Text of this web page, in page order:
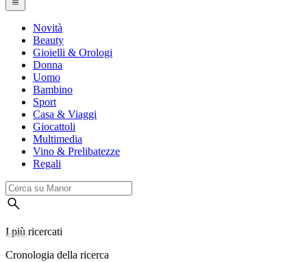
Novità
Beauty
Gioielli & Orologi
Donna
Uomo
Bambino
Sport
Casa & Viaggi
Giocattoli
Multimedia
Vino & Prelibatezze
Regali
I più ricercati
Cronologia della ricerca